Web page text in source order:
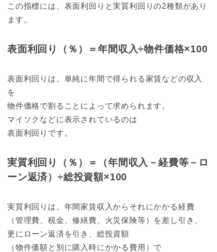
この指標には、表面利回りと実質利回りの2種類があり
ます。
表面利回り（％）＝年間収入÷物件価格×100
表面利回りは、単純に年間で得られる家賃などの収入
を
物件価格で割ることによって求められます。
マイソクなどに表示されているのは
表面利回りです。
実質利回り（％）＝（年間収入－経費等－ロ
ーン返済）÷総投資額×100
実質利回りは、年間家賃収入からそれにかかる経費
（管理費、税金、修繕費、火災保険等）を差し引き、
更にローン返済を引き、総投資額
（物件価額と別に購入時にかかる費用）で